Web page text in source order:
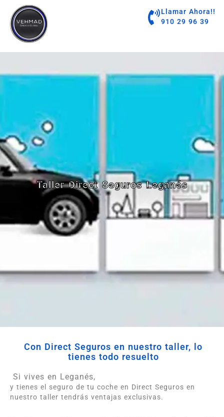
contenido
Llamar Ahora!!
910 29 96 39
Taller Direct Seguros Leganés
Con Direct Seguros en nuestro taller, lo
tienes todo resuelto
Si vives en Leganés,
y tienes el seguro de tu coche en Direct Seguros en
nuestro taller tendrás ventajas exclusivas.